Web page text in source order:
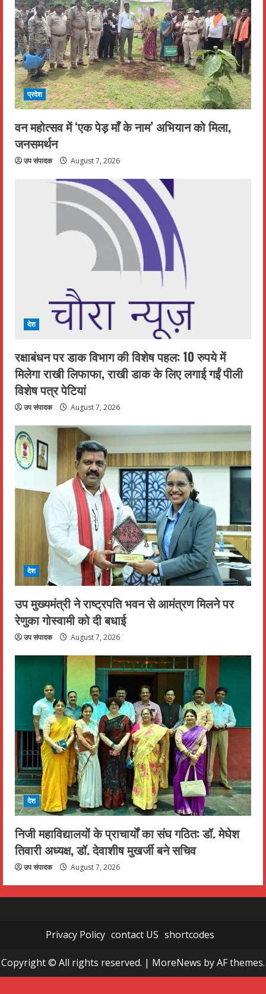
प्रदेश
वन महोत्सव में ‘एक पेड़ माँ के नाम’ अभियान को मिला,
जनसमर्थन
उप संपादक August 7, 2026
देश
रक्षाबंधन पर डाक विभाग की विशेष पहल: 10 रुपये में
मिलेगा राखी लिफाफा, राखी डाक के लिए लगाई गईं पीली
विशेष पत्र पेटियां
उप संपादक August 7, 2026
देश
उप मुख्यमंत्री ने राष्ट्रपति भवन से आमंत्रण मिलने पर
रेणुका गोस्वामी को दी बधाई
उप संपादक August 7, 2026
देश
निजी महाविद्यालयों के प्राचार्यों का संघ गठित: डॉ. मेघेश
तिवारी अध्यक्ष, डॉ. देवाशीष मुखर्जी बने सचिव
उप संपादक August 7, 2026
Privacy Policy contact US shortcodes
Copyright © All rights reserved. | MoreNews by AF themes.